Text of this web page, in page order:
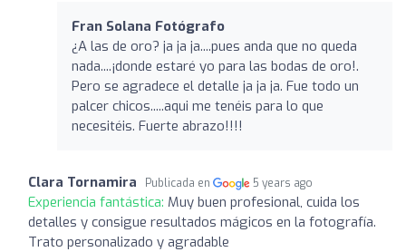
Fran Solana Fotógrafo
¿A las de oro? ja ja ja....pues anda que no queda
nada....¡donde estaré yo para las bodas de oro!.
Pero se agradece el detalle ja ja ja. Fue todo un
palcer chicos.....aqui me tenéis para lo que
necesitéis. Fuerte abrazo!!!!
Clara Tornamira Publicada en 5 years ago
Experiencia fantástica: Muy buen profesional, cuida los
detalles y consigue resultados mágicos en la fotografía.
Trato personalizado y agradable